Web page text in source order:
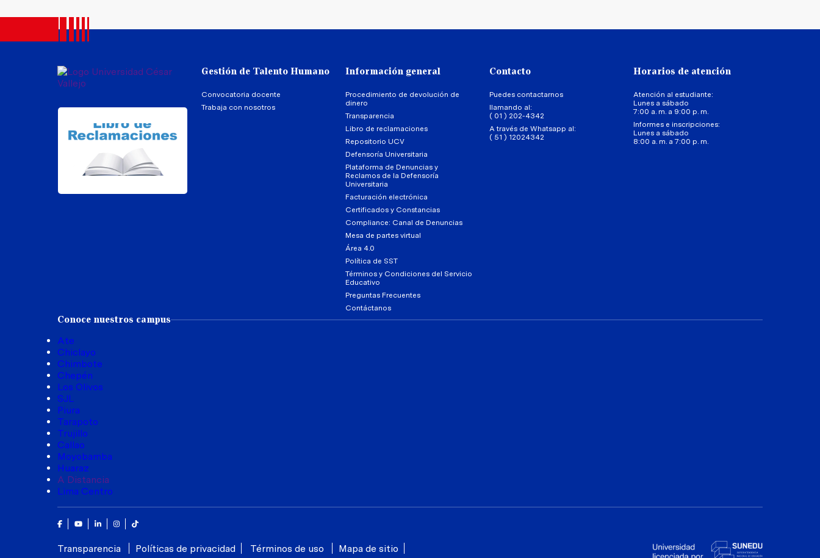
Gestión de Talento Humano
Convocatoria docente
Trabaja con nosotros
Información general
Procedimiento de devolución de
dinero
Transparencia
Libro de reclamaciones
Repositorio UCV
Defensoría Universitaria
Plataforma de Denuncias y
Reclamos de la Defensoría
Universitaria
Facturación electrónica
Certificados y Constancias
Compliance: Canal de Denuncias
Mesa de partes virtual
Área 4.0
Política de SST
Términos y Condiciones del Servicio
Educativo
Preguntas Frecuentes
Contáctanos
Contacto
Puedes contactarnos
llamando al:
( 01 ) 202-4342
A través de Whatsapp al:
( 51 ) 12024342
Horarios de atención
Atención al estudiante:
Lunes a sábado
7:00 a. m. a 9:00 p. m.
Informes e inscripciones:
Lunes a sábado
8:00 a. m. a 7:00 p. m.
Conoce nuestros campus
Ate
Chiclayo
Chimbote
Chepén
Los Olivos
SJL
Piura
Tarapoto
Trujillo
Callao
Moyobamba
Huaraz
A Distancia
Lima Centro
Facebook
YoutubeLinkedinInstagram
Tik Tok
Transparencia Políticas de privacidad Términos de uso Mapa de sitio